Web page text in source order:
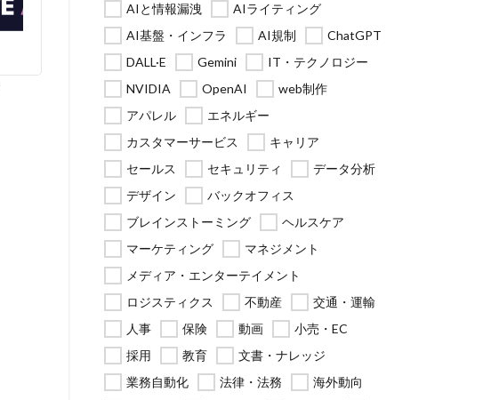
AIと情報漏洩
AIライティング
AI基盤・インフラ
AI規制
ChatGPT
DALL·E
Gemini
IT・テクノロジー
NVIDIA
OpenAI
web制作
アパレル
エネルギー
カスタマーサービス
キャリア
セールス
セキュリティ
データ分析
デザイン
バックオフィス
ブレインストーミング
ヘルスケア
マーケティング
マネジメント
メディア・エンターテイメント
ロジスティクス
不動産
交通・運輸
人事
保険 動画
小売・EC
採用
教育
文書・ナレッジ
業務自動化
法律・法務
海外動向